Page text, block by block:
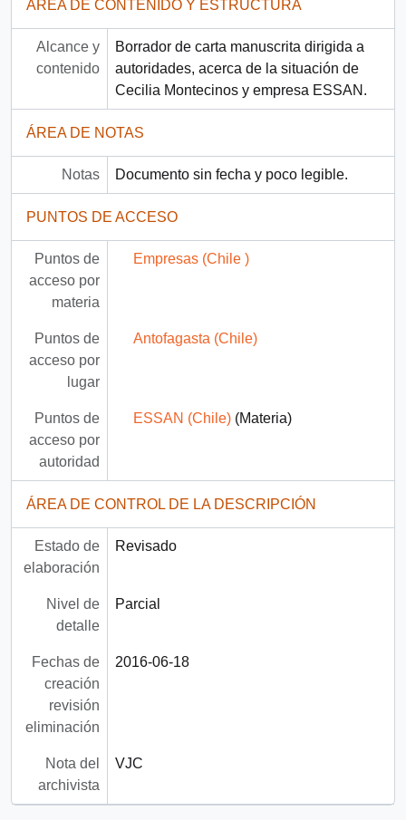
ÁREA DE CONTENIDO Y ESTRUCTURA
Alcance y
contenido
Borrador de carta manuscrita dirigida a
autoridades, acerca de la situación de
Cecilia Montecinos y empresa ESSAN.
ÁREA DE NOTAS
Notas Documento sin fecha y poco legible.
PUNTOS DE ACCESO
Puntos de
acceso por
materia
Empresas (Chile )
Puntos de
acceso por
lugar
Antofagasta (Chile)
Puntos de
acceso por
autoridad
ESSAN (Chile)(Materia)
ÁREA DE CONTROL DE LA DESCRIPCIÓN
Estado de
elaboración
Revisado
Nivel de
detalle
Parcial
Fechas de
creación
revisión
eliminación
2016-06-18
Nota del
archivista
VJC